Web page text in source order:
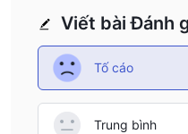
Viết bài Đánh
Tố cáo
Trung bình